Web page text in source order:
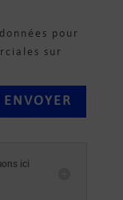
pour
sur
ENVOYER
ici